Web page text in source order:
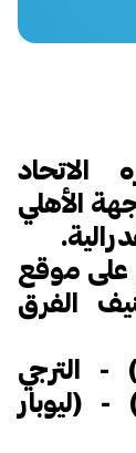
الأهلي
على موقع
الفرق
- الترجي
(ليوبار